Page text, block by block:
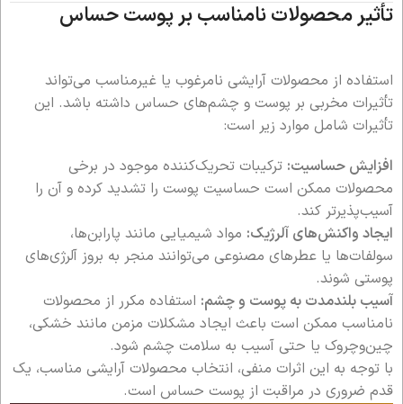
تأثیر محصولات نامناسب بر پوست حساس
استفاده از محصولات آرایشی نامرغوب یا غیرمناسب می‌تواند
تأثیرات مخربی بر پوست و چشم‌های حساس داشته باشد. این
تأثیرات شامل موارد زیر است:
افزایش حساسیت: ترکیبات تحریک‌کننده موجود در برخی
محصولات ممکن است حساسیت پوست را تشدید کرده و آن را
آسیب‌پذیرتر کند.
ایجاد واکنش‌های آلرژیک: مواد شیمیایی مانند پارابن‌ها،
سولفات‌ها یا عطرهای مصنوعی می‌توانند منجر به بروز آلرژی‌های
پوستی شوند.
آسیب بلندمدت به پوست و چشم: استفاده مکرر از محصولات
نامناسب ممکن است باعث ایجاد مشکلات مزمن مانند خشکی،
چین‌وچروک یا حتی آسیب به سلامت چشم شود.
با توجه به این اثرات منفی، انتخاب محصولات آرایشی مناسب، یک
قدم ضروری در مراقبت از پوست حساس است.